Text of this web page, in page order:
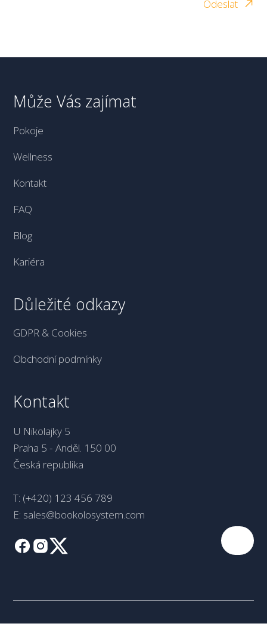
Odeslat
Může Vás zajímat
Pokoje
Wellness
Kontakt
FAQ
Blog
Kariéra
Důležité odkazy
GDPR & Cookies
Obchodní podmínky
Kontakt
U Nikolajky 5
Praha 5 - Anděl. 150 00
Česká republika
T: (+420) 123 456 789
E: sales@bookolosystem.com